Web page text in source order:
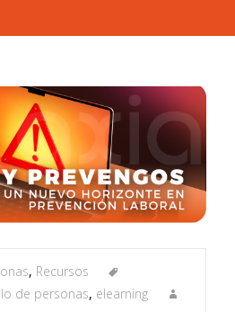
, Recursos
de personas, elearning